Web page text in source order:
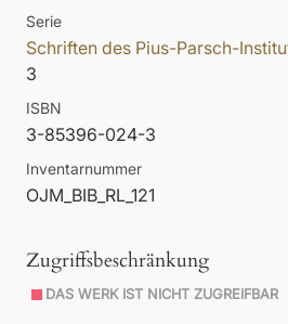
Serie
Schriften des Pius-Parsch-
3
ISBN
3-85396-024-3
Inventarnummer
OJM_BIB_RL_121
Zugriffsbeschränkung
DAS WERK IST NICHT ZUGREIFBAR